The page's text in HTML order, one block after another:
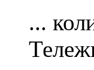
...